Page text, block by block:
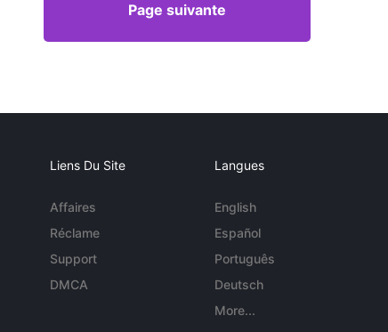
Page suivante
Liens Du Site
Affaires
Réclame
Support
DMCA
Langues
English
Español
Português
Deutsch
More...